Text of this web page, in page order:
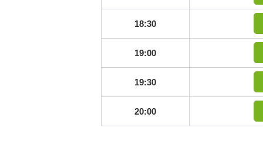
18:30
19:00
19:30
20:00